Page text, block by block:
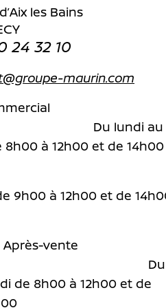
les Bains
24 32 10
maurin.com
lundi au
à 12h00 et de
9h00 à 12h00 et de
vente
de 8h00 à 12h00 et de